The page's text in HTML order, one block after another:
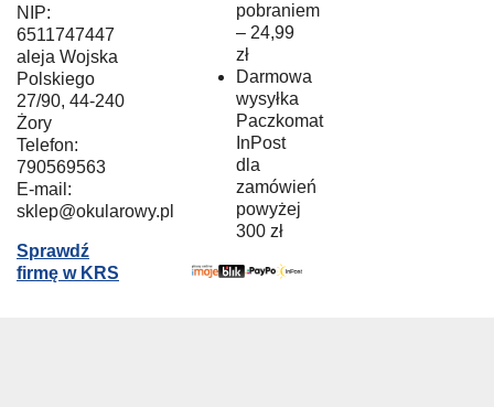
NIP:
6511747447
aleja Wojska
Polskiego
27/90, 44-240
Żory
Telefon:
790569563
E-mail:
sklep@okularowy.pl
Sprawdź
firmę w KRS
pobraniem
– 24,99
zł
Darmowa
wysyłka
Paczkomat
InPost
dla
zamówień
powyżej
300 zł